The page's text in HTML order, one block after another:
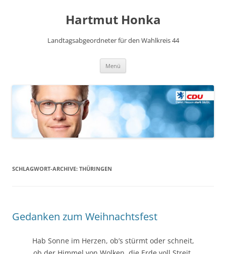
Hartmut Honka
Landtagsabgeordneter für den Wahlkreis 44
Menü
SCHLAGWORT-ARCHIVE: THÜRINGEN
Gedanken zum Weihnachtsfest
Hab Sonne im Herzen, ob’s stürmt oder schneit,